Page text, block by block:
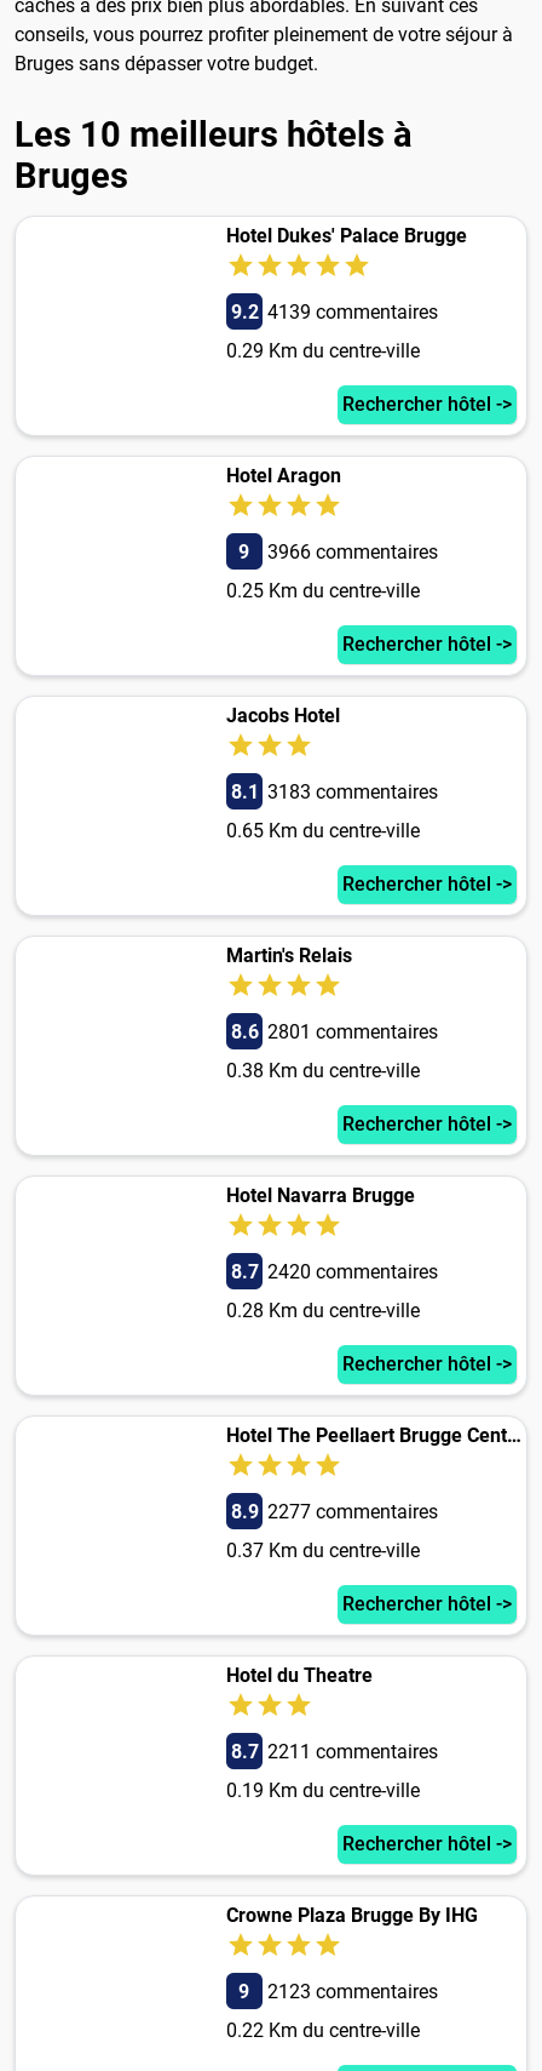
cachés à des prix bien plus abordables. En suivant ces
conseils, vous pourrez profiter pleinement de votre séjour à
Bruges sans dépasser votre budget.
Les 10 meilleurs hôtels à
Bruges
Hotel Dukes' Palace Brugge
9.2 4139 commentaires
0.29 Km du centre-ville
Rechercher hôtel ->
Hotel Aragon
9
3966 commentaires
0.25 Km du centre-ville
Rechercher hôtel ->
Jacobs Hotel
8.1 3183 commentaires
0.65 Km du centre-ville
Rechercher hôtel ->
Martin's Relais
8.6 2801 commentaires
0.38 Km du centre-ville
Rechercher hôtel ->
Hotel Navarra Brugge
8.7 2420 commentaires
0.28 Km du centre-ville
Rechercher hôtel ->
Hotel The Peellaert Brugge Centrum - Adults only
8.9 2277 commentaires
0.37 Km du centre-ville
Rechercher hôtel ->
Hotel du Theatre
8.7 2211 commentaires
0.19 Km du centre-ville
Rechercher hôtel ->
Crowne Plaza Brugge By IHG
9
2123 commentaires
0.22 Km du centre-ville